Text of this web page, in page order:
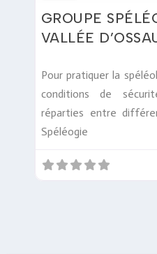
GROUPE
VALLÉE
Pour pratiquer la
conditions de
réparties entre
Spéléogie